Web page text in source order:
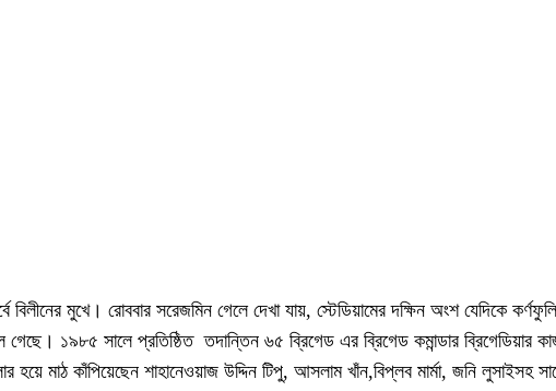
মুখে। রোববার সরেজমিন গেলে দেখা যায়, স্টেডিয়ামের দক্ষিন অংশ যেদিকে
গেছে। ১৯৮৫ সালে প্রতিষ্ঠিত তদান্তিন ৬৫ ব্রিগেড এর ব্রিগেড কমান্ডার ব্রিগেডিয়ার
মাঠ কাঁপিয়েছেন শাহানেওয়াজ উদ্দিন টিপু, আসলাম খাঁন,বিপ্লব মার্মা, জনি লুসাইসহ